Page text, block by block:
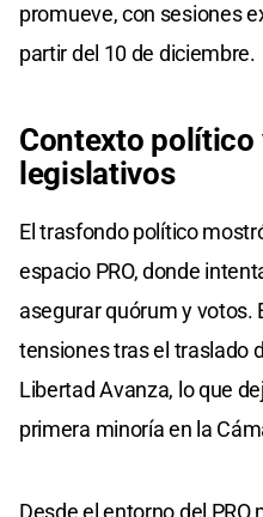
promueve, con sesiones
partir del 10 de diciembre.
Contexto político
legislativos
El trasfondo político
espacio PRO, donde
asegurar quórum y votos.
tensiones tras el traslado
Libertad Avanza, lo que
primera minoría en la
Desde el entorno del